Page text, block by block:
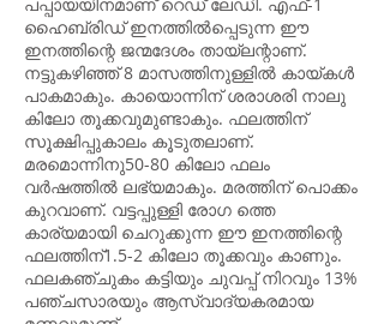
ഹൈബ്രിഡ് ഇനത്തിൽപ്പെടുന്ന ഈ
ഇനത്തിന്റെ ജന്മദേശം തായ്ലന്റാണ്.
നട്ടുകഴിഞ്ഞ് 8 മാസത്തിനുള്ളിൽ കായ്കൾ
പാകമാകും. കായൊന്നിന് ശരാശരി നാലു
കിലോ തൂക്കവുമുണ്ടാകും. ഫലത്തിന്
സൂക്ഷിപ്പുകാലം കൂടുതലാണ്.
മരമൊന്നിനു50-80 കിലോ ഫലം
വർഷത്തിൽ ലഭ്യമാകും. മരത്തിന് പൊക്കം
കുറവാണ്. വട്ടപ്പുള്ളി രോഗ ത്തെ
കാര്യമായി ചെറുക്കുന്ന ഈ ഇനത്തിന്റെ
ഫലത്തിന്1.5-2 കിലോ തൂക്കവും കാണും.
ഫലകഞ്ചുകം കട്ടിയും ചുവപ്പ് നിറവും 13%
പഞ്ചസാരയും ആസ്വാദ്യകരമായ